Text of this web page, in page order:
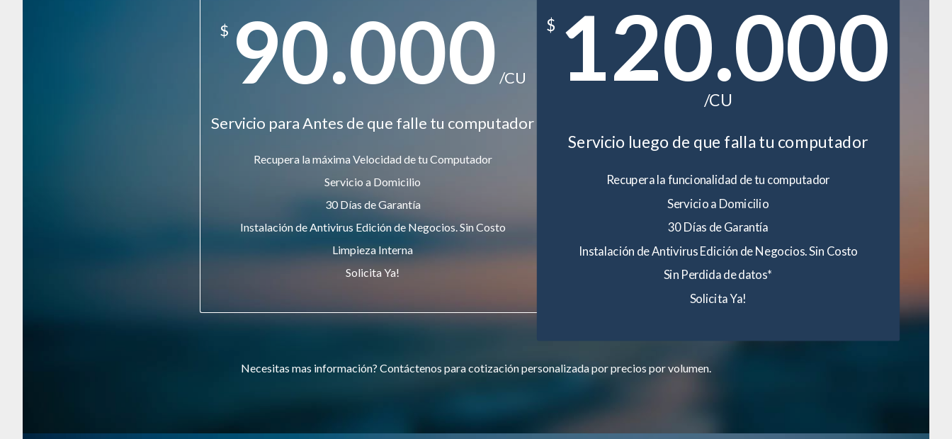
$ 90.000 /CU
Servicio para Antes de que falle tu computador
Recupera la máxima Velocidad de tu Computador
Servicio a Domicilio
30 Días de Garantía
Instalación de Antivirus Edición de Negocios. Sin Costo
Limpieza Interna
Solicita Ya!
$ 120.000
/CU
Servicio luego de que falla tu computador
Recupera la funcionalidad de tu computador
Servicio a Domicilio
30 Días de Garantía
Instalación de Antivirus Edición de Negocios. Sin Costo
Sin Perdida de datos*
Solicita Ya!
Necesitas mas información? Contáctenos para cotización personalizada por precios por volumen.